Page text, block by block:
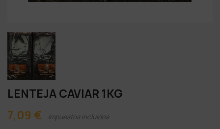
LENTEJA CAVIAR 1KG
7,09 €
Impuestos incluidos